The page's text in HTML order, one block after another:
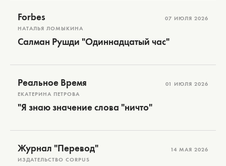
Forbes
НАТАЛЬЯ ЛОМЫКИНА
07 ИЮЛЯ 2026
Салман Рушди "Одиннадцатый час"
Реальное Время
ЕКАТЕРИНА ПЕТРОВА
01 ИЮЛЯ 2026
"Я знаю значение слова "ничто"
Журнал "Перевод"
ИЗДАТЕЛЬСТВО CORPUS
14 МАЯ 2026